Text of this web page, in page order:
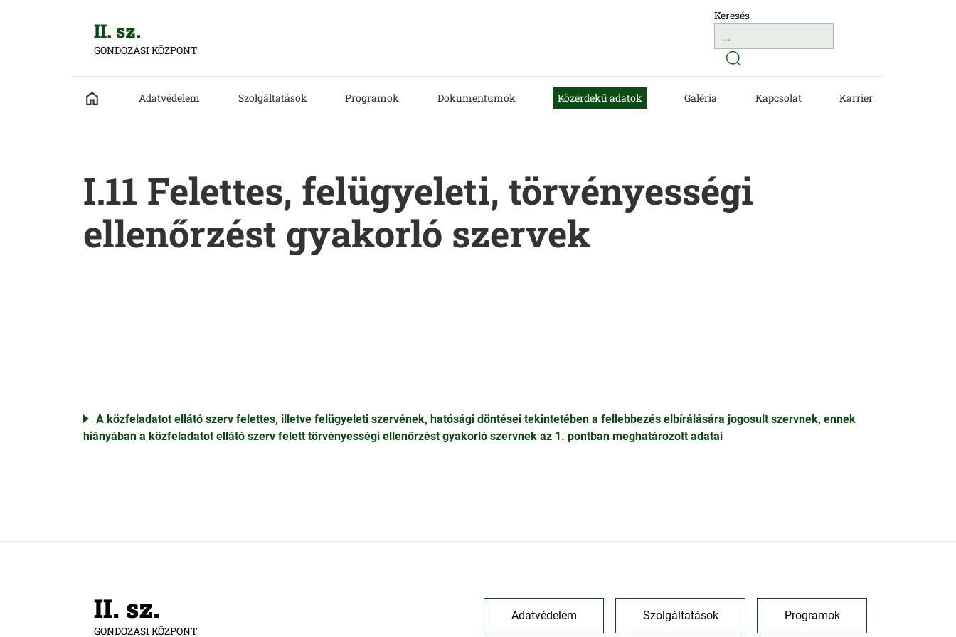
II. sz.
GONDOZÁSI KÖZPONT
Keresés
Adatvédelem Szolgáltatások Programok Dokumentumok Közérdekű adatok Galéria Kapcsolat Karrier
I.11 Felettes, felügyeleti, törvényességi
ellenőrzést gyakorló szervek
A közfeladatot ellátó szerv felettes, illetve felügyeleti szervének, hatósági döntései tekintetében a fellebbezés elbírálására jogosult szervnek, ennek
hiányában a közfeladatot ellátó szerv felett törvényességi ellenőrzést gyakorló szervnek az 1. pontban meghatározott adatai
II. sz.
GONDOZÁSI KÖZPONT
Adatvédelem Szolgáltatások Programok